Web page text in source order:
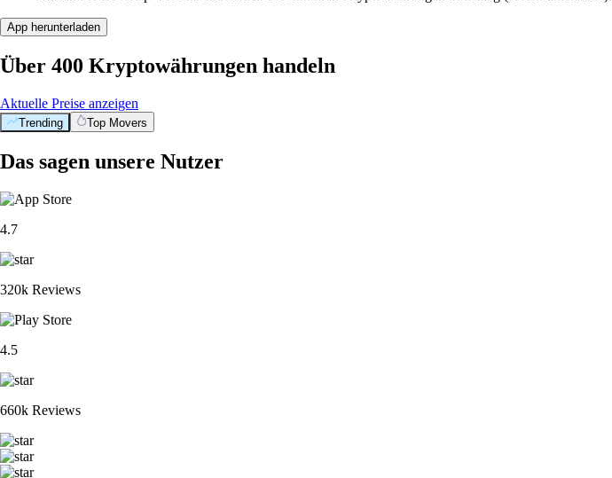
App herunterladen
Über 400 Kryptowährungen handeln
Aktuelle Preise anzeigen
Trending Top Movers
Das sagen unsere Nutzer
4.7
320k Reviews
4.5
660k Reviews